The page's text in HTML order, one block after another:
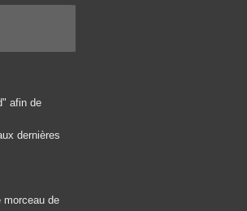
afin de
dernières
morceau de